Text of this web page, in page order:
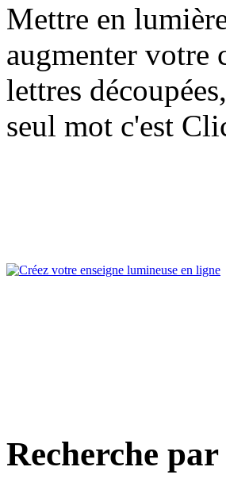
Mettre en
augmenter votre
lettres
seul mot c'est
Recherche